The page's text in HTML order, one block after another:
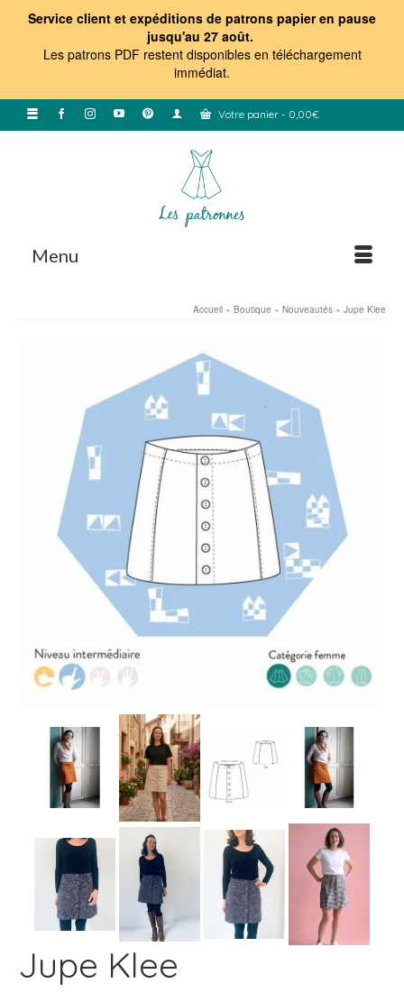
Service client et expéditions de patrons papier en pause
jusqu'au 27 août.
Les patrons PDF restent disponibles en téléchargement
immédiat.
Votre panier - 0,00€
Menu
Accueil » Boutique » Nouveautés » Jupe Klee
Jupe Klee